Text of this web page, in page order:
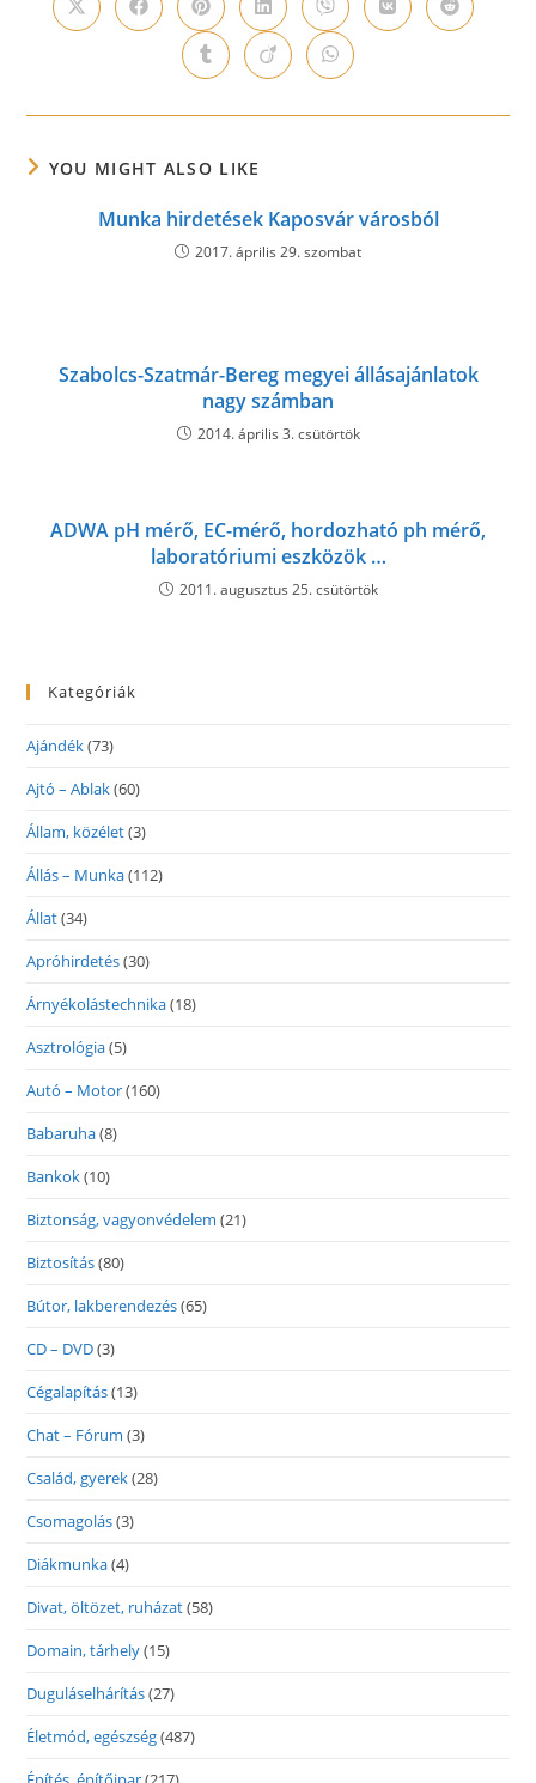
Opens
in
Opens
in
window
Opens
in
a
new
window
Opens
in
a
new
window
Opens
in
a
new
window
Opens
in
Opens
in
Opens
in
new
Opens
in
new
Opens
in
new
YOU MIGHT ALSO LIKE
Munka hirdetések Kaposvár városból
2017. április 29. szombat
Szabolcs-Szatmár-Bereg megyei állásajánlatok
nagy számban
2014. április 3. csütörtök
ADWA pH mérő, EC-mérő, hordozható ph mérő,
laboratóriumi eszközök …
2011. augusztus 25. csütörtök
Kategóriák
Ajándék(73)
Ajtó – Ablak(60)
Állam, közélet(3)
Állás – Munka(112)
Állat(34)
Apróhirdetés(30)
Árnyékolástechnika(18)
Asztrológia(5)
Autó – Motor(160)
Babaruha(8)
Bankok(10)
Biztonság, vagyonvédelem (21)
Biztosítás(80)
Bútor, lakberendezés(65)
CD – DVD(3)
Cégalapítás(13)
Chat – Fórum (3)
Család, gyerek(28)
Csomagolás(3)
Diákmunka(4)
Divat, öltözet, ruházat(58)
Domain, tárhely(15)
Duguláselhárítás(27)
Életmód, egészség(487)